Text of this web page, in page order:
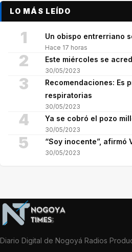
LO MÁS LEÍDO
1 Un obispo entrerriano
Hace 17 horas
2 Este miércoles se
30/05/2023
3
Recomendaciones: Es
respiratorias
30/05/2023
4 Ya se cobró el pozo
30/05/2023
5 “Soy inocente”,
30/05/2023
Diario Digital de Nogoyá Radios